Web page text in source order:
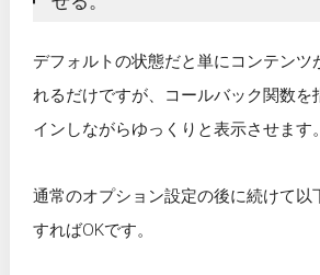
デフォルトの状態だと単にコンテンツ
れるだけですが、コールバック関数を
インしながらゆっくりと表示させます。
通常のオプション設定の後に続けて以
すればOKです。